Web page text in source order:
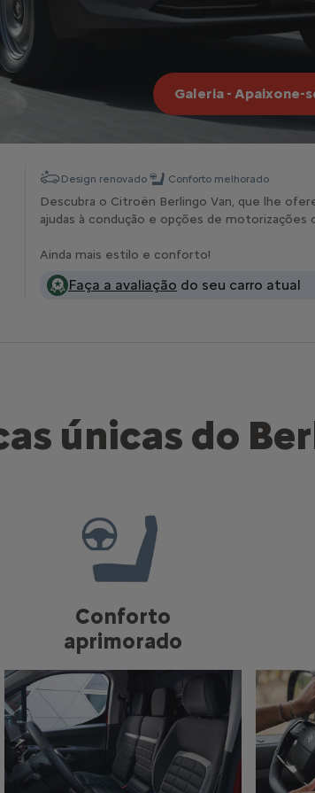
Galeria - Apaixone-
Design renovado Conforto melhorado
Descubra o Citroën Berlingo Van, que lhe
ajudas à condução e opções de motorizações
Ainda mais estilo e conforto!
Faça a avaliação do seu carro atual
únicas do
Conforto
aprimorado